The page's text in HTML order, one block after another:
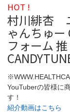
HOT !
村川緋杏
ゃんちゅー
フォーム
YouTuberの皆様に
す！
紹介動画はこちら